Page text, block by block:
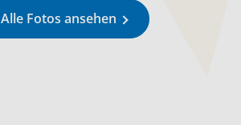
Alle Fotos ansehen